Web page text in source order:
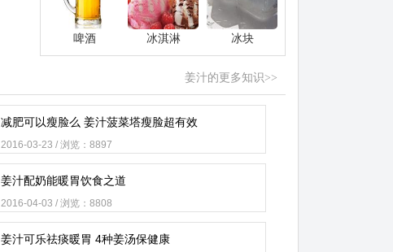
啤酒 冰淇淋 冰块
姜汁的更多知识>>
减肥可以瘦脸么 姜汁菠菜塔瘦脸超有效
2016-03-23 / 浏览：8897
姜汁配奶能暖胃饮食之道
2016-04-03 / 浏览：8808
姜汁可乐祛痰暖胃 4种姜汤保健康